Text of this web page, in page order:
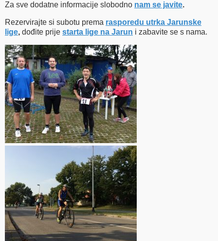
Za sve dodatne informacije slobodno nam se javite.
Rezervirajte si subotu prema rasporedu utrka Jarunske
lige, dođite prije starta lige na Jarun i zabavite se s nama.